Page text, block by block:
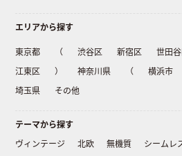
エリアから探す
東京都 （ 渋谷区 新宿区 世田
江東区
） 神奈川県 （ 横浜市
埼玉県
その他
テーマから探す
ヴィンテージ
北欧 無機質 シームレ